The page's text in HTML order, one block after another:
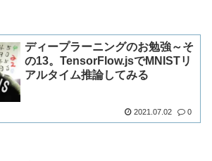
ディープラーニングのお勉強～そ
の13。TensorFlow.jsでMNISTリ
アルタイム推論してみる
2021.07.02 0